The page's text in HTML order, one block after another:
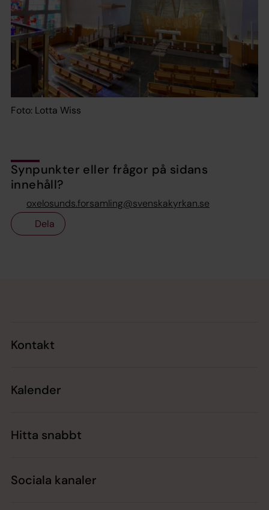
Foto: Lotta Wiss
Synpunkter eller frågor på sidans
innehåll?
oxelosunds.forsamling@svenskakyrkan.se
Dela
Kontakt
Kalender
Hitta snabbt
Sociala kanaler